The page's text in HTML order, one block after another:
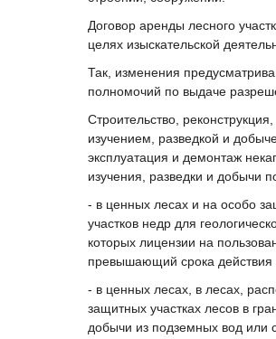
Договор аренды лесного
целях изыскательской
Так, изменения
полномочий по выдаче
Строительство,
изучением, разведкой и
эксплуатация и демонтаж
изучения, разведки и добычи
- в ценных лесах и на особо
участков недр для
которых лицензии на
превышающий срока действия
- в ценных лесах, в лесах,
защитных участках лесов в
добычи из подземных вод или